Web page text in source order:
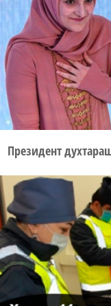
Президент